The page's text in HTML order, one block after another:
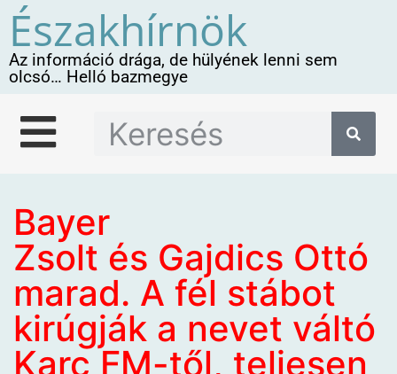
Északhírnök
Az információ drága, de hülyének lenni sem
olcsó… Helló bazmegye
Bayer
Zsolt és Gajdics Ottó
marad. A fél stábot
kirúgják a nevet váltó
Karc FM-től, teljesen